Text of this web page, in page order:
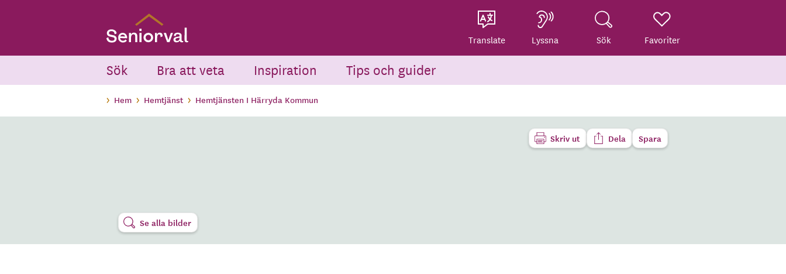
Translate Lyssna Sök Favoriter
Sök Bra att veta Inspiration Tips och guider
Hem Hemtjänst Hemtjänsten I Härryda Kommun
Skriv ut Dela Spara
Se alla bilder